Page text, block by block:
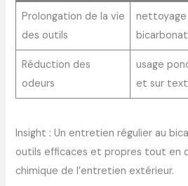
Prolongation de la vie
des outils
nettoyage
Réduction des
odeurs
usage
et sur
Insight : Un entretien régulier au
outils efficaces et propres tout en
chimique de l’entretien extérieur.